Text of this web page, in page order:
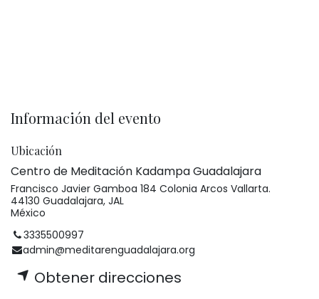
Información del evento
Ubicación
Centro de Meditación Kadampa Guadalajara
Francisco Javier Gamboa 184 Colonia Arcos Vallarta.
44130 Guadalajara, JAL
México
3335500997
admin@meditarenguadalajara.org
Obtener direcciones